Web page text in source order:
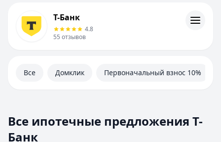
Кредиты
Кредитные карты
Отзывы
Контакты
Личный кабинет
Т-Банк
4.8
55 отзывов
Все Домклик Первоначальный взнос 10%
Все ипотечные предложения Т-
Банк